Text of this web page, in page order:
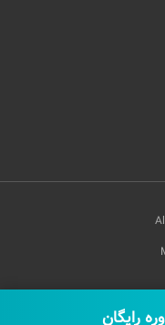
رایگان